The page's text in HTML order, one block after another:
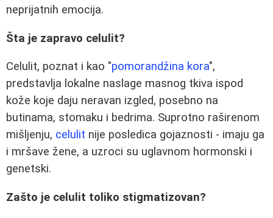
neprijatnih emocija.
Šta je zapravo celulit?
Celulit, poznat i kao "pomorandžina kora",
predstavlja lokalne naslage masnog tkiva ispod
kože koje daju neravan izgled, posebno na
butinama, stomaku i bedrima. Suprotno raširenom
mišljenju, celulit nije posledica gojaznosti - imaju ga
i mršave žene, a uzroci su uglavnom hormonski i
genetski.
Zašto je celulit toliko stigmatizovan?